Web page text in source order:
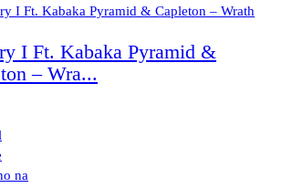
I Ft. Kabaka Pyramid &
– Wra...
na